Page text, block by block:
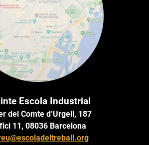
Escola Industrial
del Comte d’Urgell, 187
11, 08036 Barcelona